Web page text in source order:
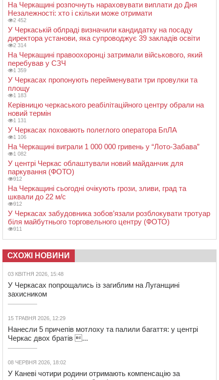
На Черкащині розпочнуть нараховувати виплати до Дня
Незалежності: хто і скільки може отримати
2 452
У Черкаській облраді визначили кандидатку на посаду
директора установи, яка супроводжує 39 закладів освіти
2 314
На Черкащині правоохоронці затримали військового, який
перебував у СЗЧ
1 359
У Черкасах пропонують перейменувати три провулки та
площу
1 183
Керівницю черкаського реабілітаційного центру обрали на
новий термін
1 131
У Черкасах поховають полеглого оператора БпЛА
1 106
На Черкащині виграли 1 000 000 гривень у “Лото-Забава”
1 082
У центрі Черкас облаштували новий майданчик для
паркування (ФОТО)
912
На Черкащині сьогодні очікують грози, зливи, град та
шквали до 22 м/с
912
У Черкасах забудовника зобов’язали розблокувати тротуар
біля майбутнього торговельного центру (ФОТО)
911
СХОЖІ НОВИНИ
03 КВІТНЯ 2026, 15:48
У Черкасах попрощались із загиблим на Луганщині
захисником
15 ТРАВНЯ 2026, 12:29
Нанесли 5 причепів мотлоху та палили багаття: у центрі
Черкас двох братів ...
08 ЧЕРВНЯ 2026, 18:02
У Каневі чотири родини отримають компенсацію за